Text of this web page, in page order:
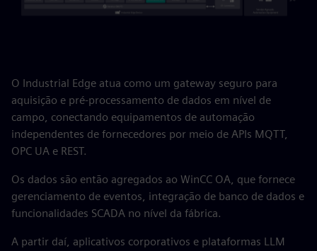
O Industrial Edge atua como um gateway seguro para
aquisição e pré-processamento de dados em nível de
campo, conectando equipamentos de automação
independentes de fornecedores por meio de APIs MQTT,
OPC UA e REST.
Os dados são então agregados ao WinCC OA, que fornece
gerenciamento de eventos, integração de banco de dados e
funcionalidades SCADA no nível da fábrica.
A partir daí, aplicativos corporativos e plataformas LLM